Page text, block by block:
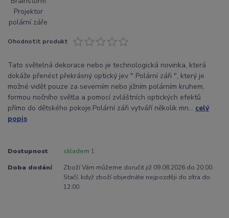
Ohodnotit produkt
Tato světelná dekorace nebo je technologická novinka, která
dokáže přenést překrásný optický jev " Polární záři ", který je
možné vidět pouze za severním nebo jižním polárním kruhem,
formou nočního světla a pomocí zvláštních optických efektů
přímo do dětského pokoje.Polární záři vytváří několik mn... celý
popis
Dostupnost skladem 1
Doba dodání
Zboží Vám můžeme doručit již 09.08.2026 do 20:00.
Stačí, když zboží objednáte nejpozději do zítra do
12:00